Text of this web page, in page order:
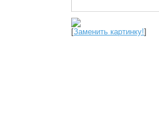
[Заменить картинку!]